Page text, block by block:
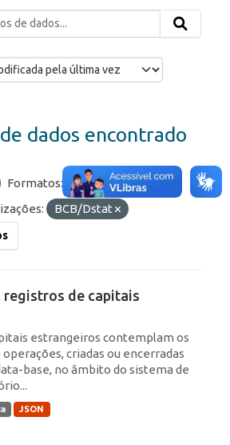
dados encontrado
Formatos: HTML
JSON
BCB/Dstat
registros de capitais
estrangeiros contemplam os
criadas ou encerradas
base, no âmbito do sistema de
JSON